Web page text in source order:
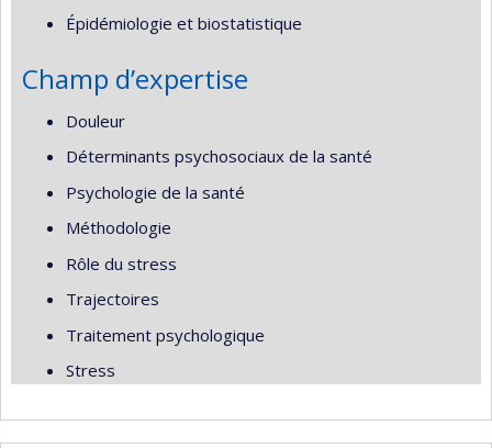
Épidémiologie et biostatistique
Champ d’expertise
Douleur
Déterminants psychosociaux de la santé
Psychologie de la santé
Méthodologie
Rôle du stress
Trajectoires
Traitement psychologique
Stress